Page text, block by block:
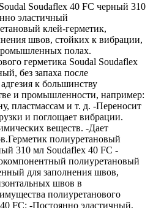
Soudaflex 40 FC черный 310
эластичный
клей-герметик,
швов, стойких к вибрации,
полах.
герметика Soudal Soudaflex
без запаха после
к большинству
и промышленности, например:
пластмассам и т. д. -Переносит
и поглощает вибрации.
веществ. -Дает
полиуретановый
310 мл Soudaflex 40 FC -
полиуретановый
для заполнения швов,
швов в
полиуретанового
FC: -Постоянно эластичный,